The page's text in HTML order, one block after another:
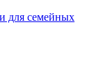
для семейных